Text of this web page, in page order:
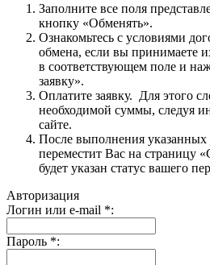
Заполните все поля
кнопку «Обменять».
Ознакомьтесь с условиями
обмена, если вы принимаете
в соответствующем поле и
заявку».
Оплатите заявку. Для этого
необходимой суммы, следуя
сайте.
После выполнения указанных
переместит Вас на страницу
будет указан статус вашего
Авторизация
Логин или e-mail *:
Пароль *: